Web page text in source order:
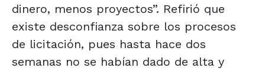
dinero, menos proyectos”. Refirió que
existe desconfianza sobre los procesos
de licitación, pues hasta hace dos
semanas no se habían dado de alta y